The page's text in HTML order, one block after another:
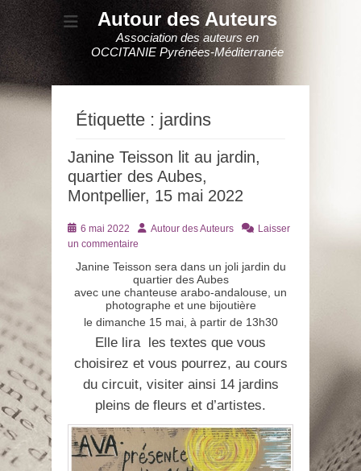
Autour des Auteurs
Association des auteurs en
OCCITANIE Pyrénées-Méditerranée
Étiquette : jardins
Janine Teisson lit au jardin,
quartier des Aubes,
Montpellier, 15 mai 2022
Posté
le
6 mai 2022 AuteurAutour des Auteurs
Laisser
un commentaire
Janine Teisson sera dans un joli jardin du
quartier des Aubes
avec une chanteuse arabo-andalouse, un
photographe et une bijoutière
le dimanche 15 mai, à partir de 13h30
Elle lira les textes que vous
choisirez et vous pourrez, au cours
du circuit, visiter ainsi 14 jardins
pleins de fleurs et d’artistes.